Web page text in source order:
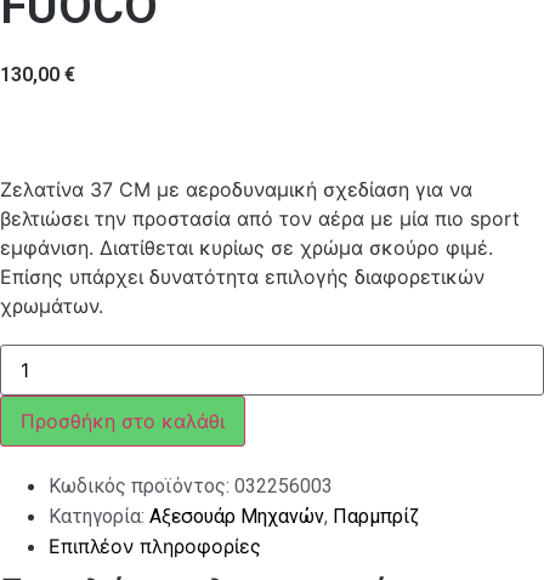
130,00 €
Ζελατίνα 37 CM με αεροδυναμική σχεδίαση για να
βελτιώσει την προστασία από τον αέρα με μία πιο sport
εμφάνιση. Διατίθεται κυρίως σε χρώμα σκούρο φιμέ.
Επίσης υπάρχει δυνατότητα επιλογής διαφορετικών
χρωμάτων.
ΠΑΡΜΠΡΙΖ
ERMAX
SPORT
ΓΙΑ
GILERA
FUOCO
Προσθήκη στο καλάθι
Κωδικός προϊόντος: 032256003
Κατηγορία: Αξεσουάρ Μηχανών, Παρμπρίζ
Επιπλέον πληροφορίες